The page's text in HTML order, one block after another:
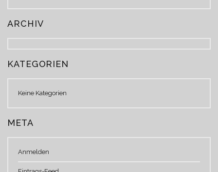
ARCHIV
KATEGORIEN
Keine Kategorien
META
Anmelden